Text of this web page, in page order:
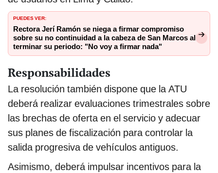
PUEDES VER:
Rectora Jerí Ramón se niega a firmar compromiso
sobre su no continuidad a la cabeza de San Marcos al
terminar su periodo: "No voy a firmar nada"
Responsabilidades
La resolución también dispone que la ATU
deberá realizar evaluaciones trimestrales sobre
las brechas de oferta en el servicio y adecuar
sus planes de fiscalización para controlar la
salida progresiva de vehículos antiguos.
Asimismo, deberá impulsar incentivos para la